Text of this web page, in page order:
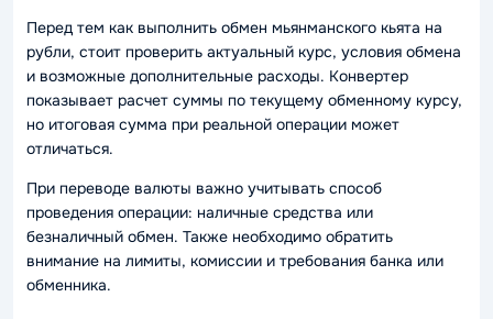
Перед тем как выполнить обмен мьянманского кьята на
рубли, стоит проверить актуальный курс, условия обмена
и возможные дополнительные расходы. Конвертер
показывает расчет суммы по текущему обменному курсу,
но итоговая сумма при реальной операции может
отличаться.
При переводе валюты важно учитывать способ
проведения операции: наличные средства или
безналичный обмен. Также необходимо обратить
внимание на лимиты, комиссии и требования банка или
обменника.